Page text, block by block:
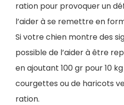
ration pour provoquer un
l’aider à se remettre en
Si votre chien montre des
possible de l’aider à être
en ajoutant 100 gr pour 10
courgettes ou de haricots
ration.